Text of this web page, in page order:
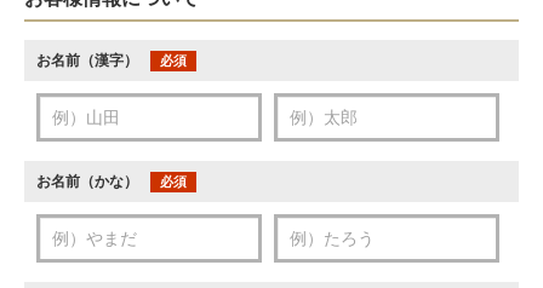
お名前（漢字） 必須
お名前（かな） 必須